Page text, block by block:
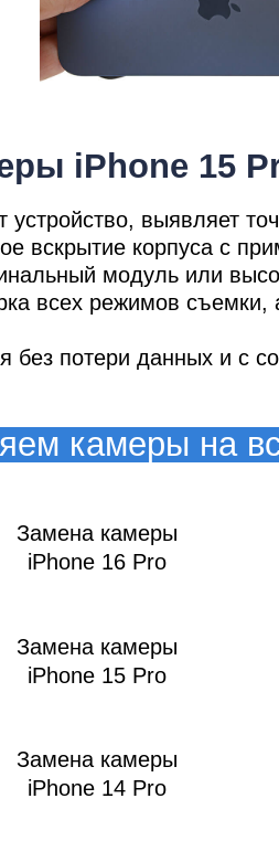
iPhone 15
устройство, выявляет
вскрытие корпуса с
модуль или
всех режимов съемки,
потери данных и с
камеры на
Замена камеры
iPhone 16 Pro
Замена камеры
iPhone 15 Pro
Замена камеры
iPhone 14 Pro